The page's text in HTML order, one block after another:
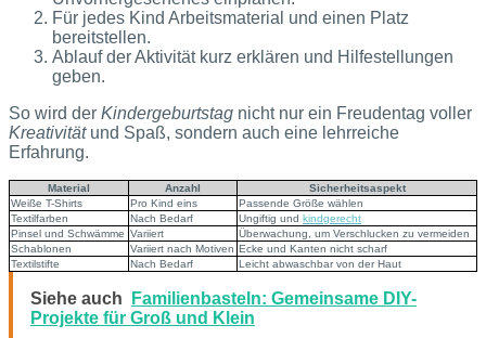
Für jedes Kind Arbeitsmaterial und einen Platz
bereitstellen.
Ablauf der Aktivität kurz erklären und Hilfestellungen
geben.
So wird der Kindergeburtstag nicht nur ein Freudentag voller
Kreativitätund Spaß, sondern auch eine lehrreiche
Erfahrung.
Material Anzahl
Sicherheitsaspekt
Weiße T-Shirts
Pro Kind eins
Passende Größe wählen
Textilfarben
Nach Bedarf Ungiftig und kindgerecht
Pinsel und Schwämme Variiert
Überwachung, um Verschlucken zu vermeiden
Schablonen
Variiert nach Motiven Ecke und Kanten nicht scharf
Textilstifte
Nach Bedarf Leicht abwaschbar von der Haut
Siehe auch
Familienbasteln: Gemeinsame DIY-
Projekte für Groß und Klein